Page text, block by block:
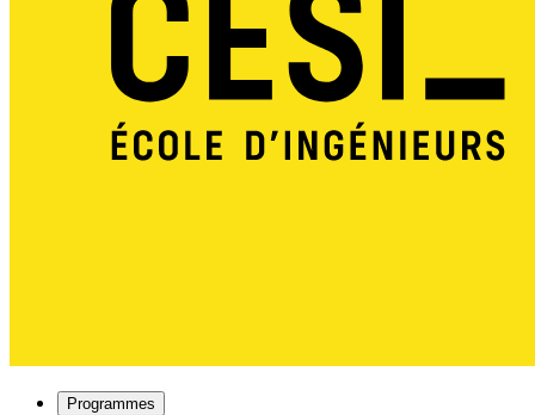
Programmes